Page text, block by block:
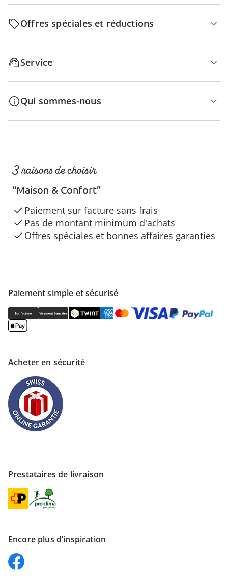
Offres spéciales et réductions
Service
Qui sommes-nous
Paiement simple et sécurisé
Acheter en sécurité
Prestataires de livraison
Encore plus d’inspiration
3 raisons de choisir
“Maison & Confort”
Paiement sur facture sans frais
Pas de montant minimum d'achats
Offres spéciales et bonnes affaires garanties